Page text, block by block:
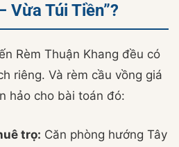
Vừa Túi Tiền”?
Rèm Thuận Khang đều có
riêng. Và rèm cầu vồng giá
hảo cho bài toán đó:
trọ: Căn phòng hướng Tây